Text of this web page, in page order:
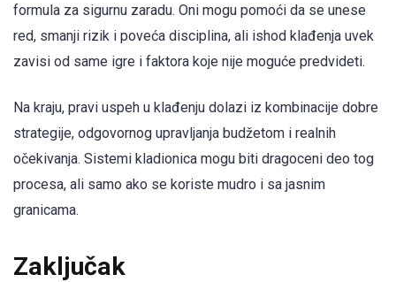
formula za sigurnu zaradu. Oni mogu pomoći da se unese
red, smanji rizik i poveća disciplina, ali ishod klađenja uvek
zavisi od same igre i faktora koje nije moguće predvideti.
Na kraju, pravi uspeh u klađenju dolazi iz kombinacije dobre
strategije, odgovornog upravljanja budžetom i realnih
očekivanja. Sistemi kladionica mogu biti dragoceni deo tog
procesa, ali samo ako se koriste mudro i sa jasnim
granicama.
Zaključak